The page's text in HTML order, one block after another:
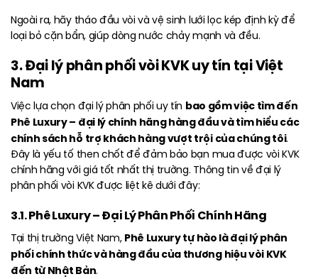
Ngoài ra, hãy tháo đầu vòi và vệ sinh lưới lọc kép định kỳ để
loại bỏ cặn bẩn, giúp dòng nước chảy mạnh và đều.
3. Đại lý phân phối vòi KVK uy tín tại Việt
Nam
Việc lựa chọn đại lý phân phối uy tín bao gồm việc tìm đến
Phê Luxury – đại lý chính hãng hàng đầu và tìm hiểu các
chính sách hỗ trợ khách hàng vượt trội của chúng tôi.
Đây là yếu tố then chốt để đảm bảo bạn mua được vòi KVK
chính hãng với giá tốt nhất thị trường. Thông tin về đại lý
phân phối vòi KVK được liệt kê dưới đây:
3.1. Phê Luxury – Đại Lý Phân Phối Chính Hãng
Tại thị trường Việt Nam,Phê Luxury tự hào là đại lý phân
phối chính thức và hàng đầu của thương hiệu vòi KVK
đến từ Nhật Bản.